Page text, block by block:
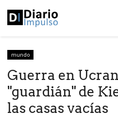
mundo
Guerra en
"guardián" de
las casas vacías